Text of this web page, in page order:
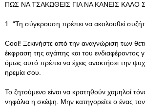
ΠΩΣ ΝΑ ΤΣΑΚΩΘΕΙΣ ΓΙΑ ΝΑ ΚΑΝΕΙΣ ΚΑΛΟ
1. “Τη σύγκρουση πρέπει να ακολουθεί
Cool! Ξεκινήστε από την αναγνώριση των
έκφραση της αγάπης και του ενδιαφέροντος
όμως αυτό πρέπει να έχεις ανακτήσει την
ηρεμία σου.
Το ζητούμενο είναι να κρατηθούν χαμηλοί
νηφάλια η σκέψη. Μην κατηγορείτε ο ένας